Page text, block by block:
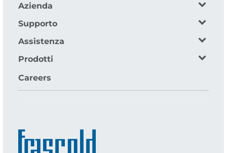
Azienda
Supporto
Assistenza
Prodotti
Careers